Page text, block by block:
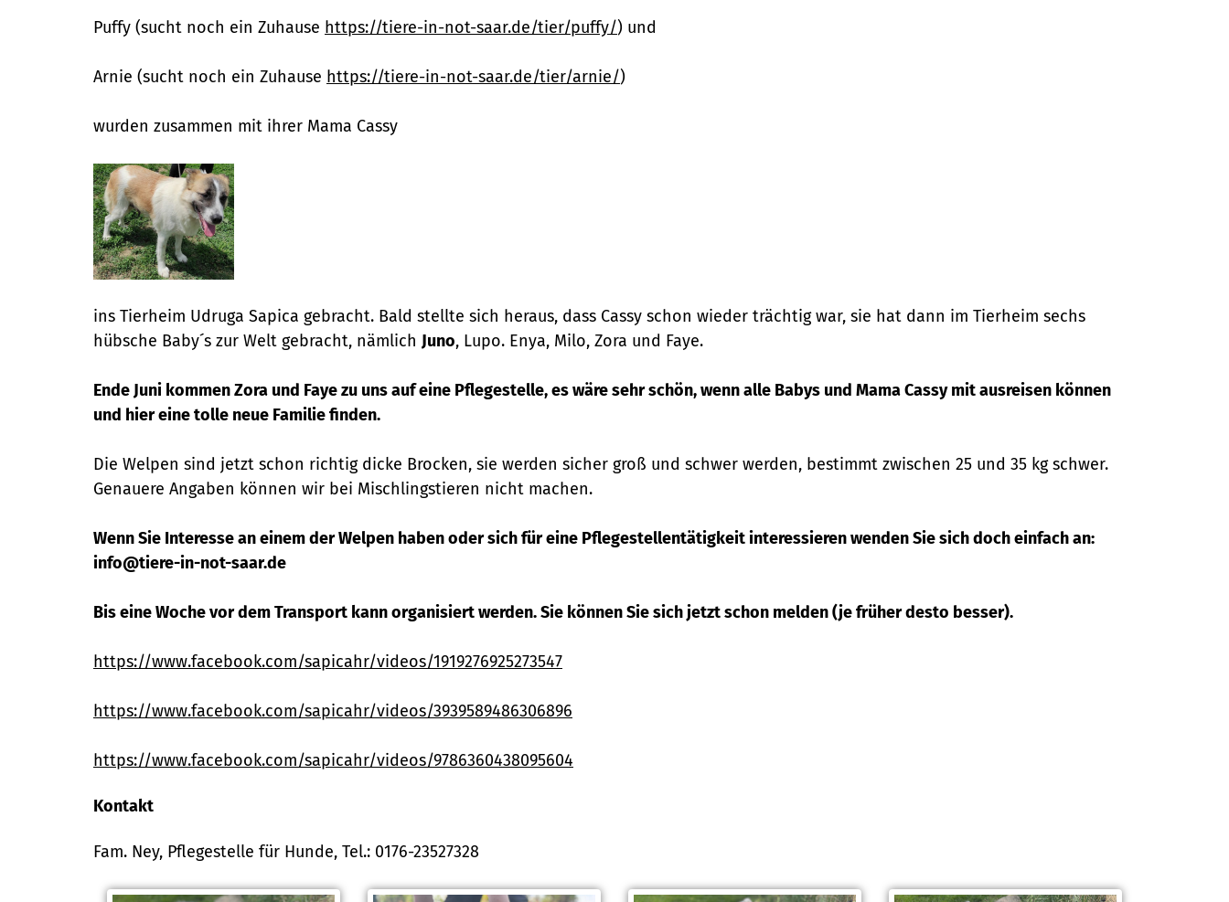
Puffy (sucht noch ein Zuhause https://tiere-in-not-saar.de/tier/puffy/) und
Arnie (sucht noch ein Zuhause https://tiere-in-not-saar.de/tier/arnie/)
wurden zusammen mit ihrer Mama Cassy
ins Tierheim Udruga Sapica gebracht. Bald stellte sich heraus, dass Cassy schon wieder trächtig war, sie hat dann im Tierheim sechs
hübsche Baby´s zur Welt gebracht, nämlich Juno, Lupo. Enya, Milo, Zora und Faye.
Ende Juni kommen Zora und Faye zu uns auf eine Pflegestelle, es wäre sehr schön, wenn alle Babys und Mama Cassy mit ausreisen können
und hier eine tolle neue Familie finden.
Die Welpen sind jetzt schon richtig dicke Brocken, sie werden sicher groß und schwer werden, bestimmt zwischen 25 und 35 kg schwer.
Genauere Angaben können wir bei Mischlingstieren nicht machen.
Wenn Sie Interesse an einem der Welpen haben oder sich für eine Pflegestellentätigkeit interessieren wenden Sie sich doch einfach an:
info@tiere-in-not-saar.de
Bis eine Woche vor dem Transport kann organisiert werden. Sie können Sie sich jetzt schon melden (je früher desto besser).
https://www.facebook.com/sapicahr/videos/1919276925273547
https://www.facebook.com/sapicahr/videos/3939589486306896
https://www.facebook.com/sapicahr/videos/9786360438095604
Kontakt
Fam. Ney, Pflegestelle für Hunde, Tel.: 0176-23527328